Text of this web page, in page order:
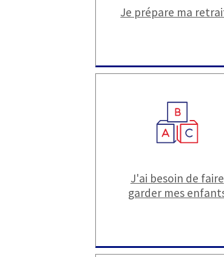
Je prépare ma
J'ai besoin de faire
garder mes